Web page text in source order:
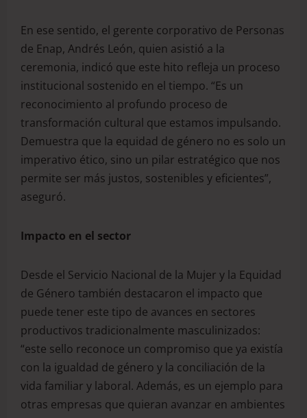
En ese sentido, el gerente corporativo de Personas
de Enap, Andrés León, quien asistió a la
ceremonia, indicó que este hito refleja un proceso
institucional sostenido en el tiempo. “Es un
reconocimiento al profundo proceso de
transformación cultural que estamos impulsando.
Demuestra que la equidad de género no es solo un
imperativo ético, sino un pilar estratégico que nos
permite ser más justos, sostenibles y eficientes”,
aseguró.
Impacto en el sector
Desde el Servicio Nacional de la Mujer y la Equidad
de Género también destacaron el impacto que
puede tener este tipo de avances en sectores
productivos tradicionalmente masculinizados:
“este sello reconoce un compromiso que ya existía
con la igualdad de género y la conciliación de la
vida familiar y laboral. Además, es un ejemplo para
otras empresas que quieran avanzar en ambientes